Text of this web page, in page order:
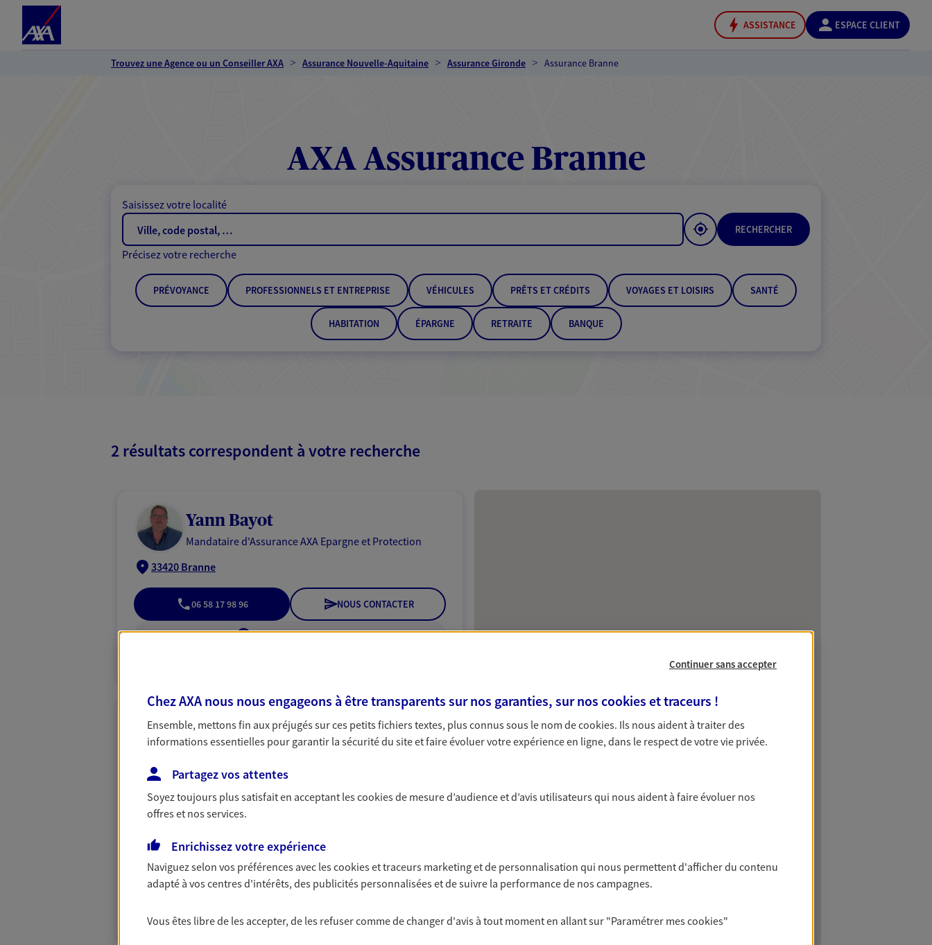
ASSISTANCE ESPACE CLIENT
Trouvez une Agence ou un Conseiller AXA Assurance Nouvelle-Aquitaine Assurance Gironde Assurance Branne
AXA Assurance Branne
Saisissez votre localité
RECHERCHER
Précisez votre recherche
PRÉVOYANCE PROFESSIONNELS ET ENTREPRISE VÉHICULES PRÊTS ET CRÉDITS VOYAGES ET LOISIRS SANTÉ
HABITATION ÉPARGNE RETRAITE BANQUE
2 résultats correspondent à votre recherche
Yann Bayot
Mandataire d'Assurance AXA Epargne et Protection
33420 Branne
06 58 17 98 96 NOUS CONTACTER
VOIR NOTRE SITE WEB
Artuso Mazaud Barre
Agents Généraux d'assurance exclusif AXA France
46 Rue Emmanuel Roy, 33420 Branne
Horaires : Fermé
Ouvre le 10 août à 09:00
05 56 58 15 82
PRENDRE RENDEZ-VOUS VOIR NOTRE SITE WEB
(22002751); JEAN-LOUIS BARRE (25009340)
Continuer sans accepter
Chez AXA nous nous engageons à être transparents sur nos garanties, sur nos cookies et traceurs !
Ensemble, mettons fin aux préjugés sur ces petits fichiers textes, plus connus sous le nom decookies. Ils nous aident à traiter des
informations essentielles pour garantir la sécurité du site et faire évoluer votre expérience en ligne, dans le respect de votre vie privée.
Partagez vos attentes
Soyez toujours plus satisfait en acceptant lescookiesde mesure d’audience et d’avis utilisateurs qui nous aident à faire évoluer nos
offres et nos services.
Enrichissez votre expérience
Naviguez selon vos préférences avec lescookies et traceurs marketing et de personnalisation qui nous permettent d'afficher du contenu
adapté à vos centres d'intérêts, des publicités personnalisées et de suivre la performance de nos campagnes.
Vous êtes libre de les accepter, de les refuser comme de changer d'avis à tout moment en allant sur "Paramétrer mescookies"